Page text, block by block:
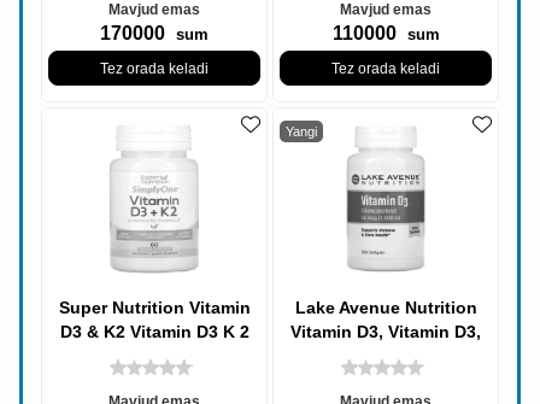
Mavjud emas
170000 sum
Tez orada keladi
Mavjud emas
110000 sum
Tez orada keladi
Super Nutrition Vitamin
D3 & K2 Vitamin D3 K 2
60 Veg Kapsulalar
Yangi
Lake Avenue Nutrition
Vitamin D3, Vitamin D3,
25 mkg (1000 IU), 360
Softgels